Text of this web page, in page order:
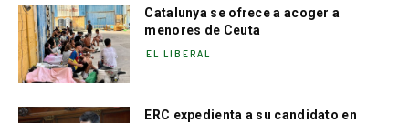
Catalunya se ofrece a acoger a
menores de Ceuta
EL LIBERAL
ERC expedienta a su candidato en